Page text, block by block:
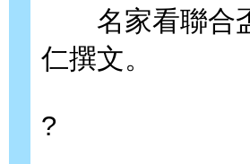
名家看聯合盃
仁撰文。
?